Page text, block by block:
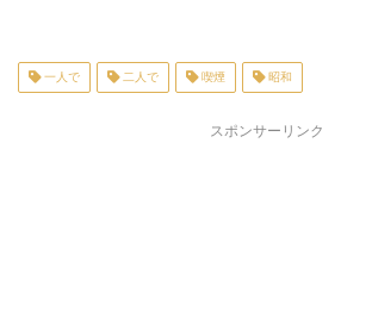
一人で 二人で 喫煙 昭和
スポンサーリンク